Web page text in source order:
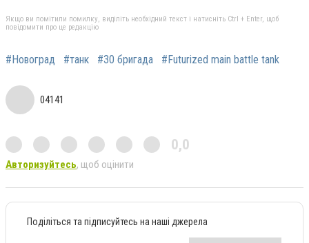
Якщо ви помітили помилку, виділіть необхідний текст і натисніть Ctrl + Enter, щоб
повідомити про це редакцію
#Новоград #танк #30 бригада #Futurized main battle tank
04141
0,0
Авторизуйтесь, щоб оцінити
Поділіться та підписуйтесь на наші джерела